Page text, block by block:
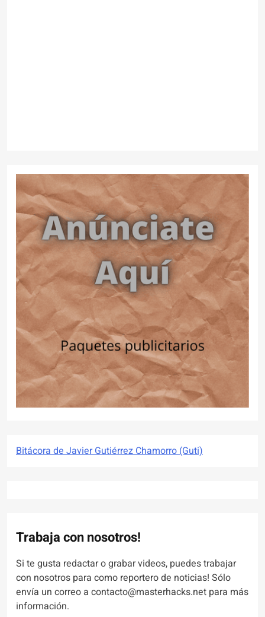
Bitácora de Javier Gutiérrez Chamorro (Guti)
Trabaja con nosotros!
Si te gusta redactar o grabar videos, puedes trabajar
con nosotros para como reportero de noticias! Sólo
envía un correo a contacto@masterhacks.net para más
información.